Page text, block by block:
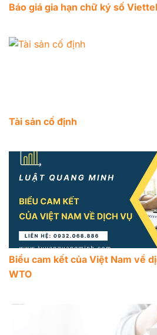
Báo giá gia hạn chữ ký số
Tài sản cố định
Biểu cam kết của Việt Nam về
WTO